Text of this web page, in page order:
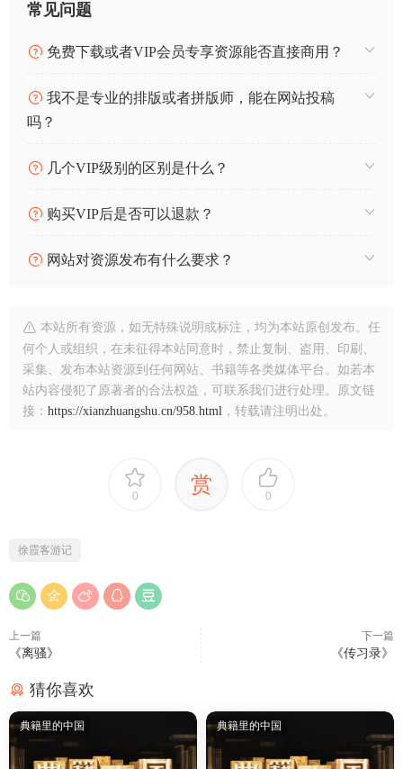
常见问题
免费下载或者VIP会员专享资源能否直接商用？
我不是专业的排版或者拼版师，能在网站投稿
吗？
几个VIP级别的区别是什么？
购买VIP后是否可以退款？
网站对资源发布有什么要求？
本站所有资源，如无特殊说明或标注，均为本站原创发布。任
何个人或组织，在未征得本站同意时，禁止复制、盗用、印刷、
采集、发布本站资源到任何网站、书籍等各类媒体平台。如若本
站内容侵犯了原著者的合法权益，可联系我们进行处理。原文链
接： https://xianzhuangshu.cn/958.html ，转载请注明出处。
0 赏 0
徐霞客游记
上一篇
《离骚》
下一篇
《传习录》
猜你喜欢
典籍里的中国 典籍里的中国